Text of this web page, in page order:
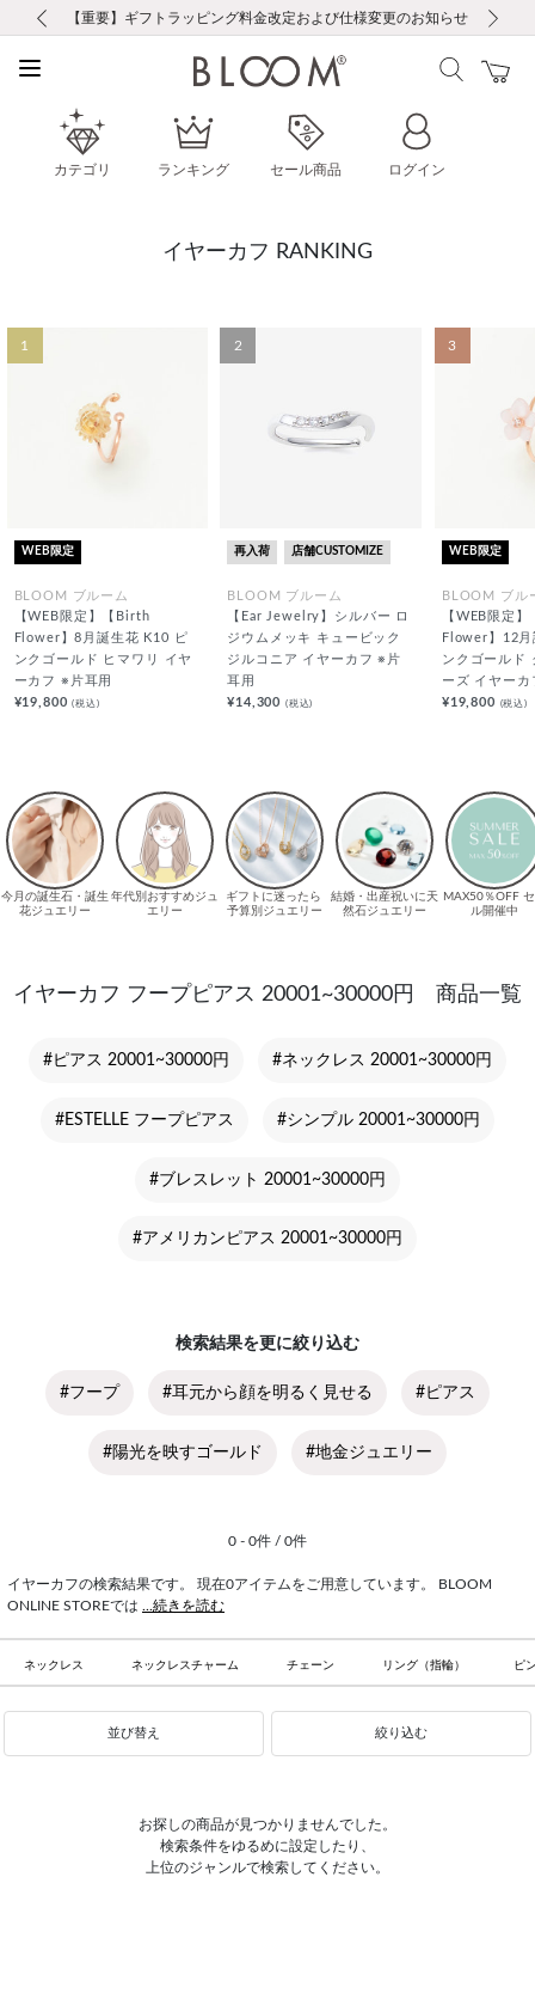
お修理・アフターサービスのご案内
【重要】令和８年熊本地震に伴う集配への影響について
【重要】ギフトラッピング料金改定および仕様変更のお知らせ
【重要】夏季休業の営業についてのご案内
税込5,500円以上で送料無料｜最短24時間以内に発送
新規会員登録で1000ポイントプレゼント！
LINE友だち登録で500円クーポンプレゼント
会員限定！レビュー投稿で100ポイントプレゼント
お修理・アフターサービスのご案内
【重要】令和８年熊本地震に伴う集配への影響について
カテゴリ ランキング セール商品 ログイン
イヤーカフ RANKING
1
WEB限定
BLOOM ブルーム
【WEB限定】【Birth
Flower】8月誕生花 K10 ピ
ンクゴールド ヒマワリ イヤ
ーカフ ※片耳用
¥19,800(税込)
2
再入荷 店舗CUSTOMIZE
BLOOM ブルーム
【Ear Jewelry】シルバー ロ
ジウムメッキ キュービック
ジルコニア イヤーカフ ※片
耳用
¥14,300 (税込)
3
WEB限定
BLOOM ブル
【WEB限定
Flower】12
ンクゴールド
ーズ イヤー
¥19,800 (税込)
イヤーカフ フープピアス 20001~30000円 商品一覧
#ピアス 20001~30000円 #ネックレス 20001~30000円
#ESTELLE フープピアス #シンプル 20001~30000円
#ブレスレット 20001~30000円
#アメリカンピアス 20001~30000円
検索結果を更に絞り込む
#フープ #耳元から顔を明るく見せる #ピアス
#陽光を映すゴールド #地金ジュエリー
0 - 0件 / 0件
イヤーカフの検索結果です。 現在0アイテムをご用意しています。 BLOOM
ONLINE STOREでは ...続きを読む
ネックレス ネックレスチャーム チェーン リング（指輪） ピ
並び替え 絞り込む
お探しの商品が見つかりませんでした。
検索条件をゆるめに設定したり、
上位のジャンルで検索してください。